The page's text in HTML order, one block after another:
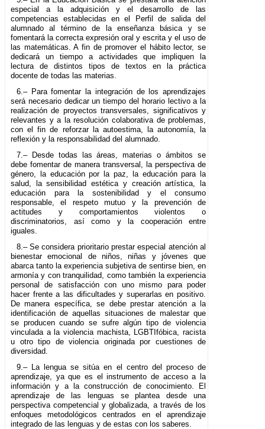
especial a la adquisición y el desarrollo de las
competencias establecidas en el Perfil de salida del
alumnado al término de la enseñanza básica y se
fomentará la correcta expresión oral y escrita y el uso de
las matemáticas. A fin de promover el hábito lector, se
dedicará un tiempo a actividades que impliquen la
lectura de distintos tipos de textos en la práctica
docente de todas las materias.
6.– Para fomentar la integración de los aprendizajes
será necesario dedicar un tiempo del horario lectivo a la
realización de proyectos transversales, significativos y
relevantes y a la resolución colaborativa de problemas,
con el fin de reforzar la autoestima, la autonomía, la
reflexión y la responsabilidad del alumnado.
7.– Desde todas las áreas, materias o ámbitos se
debe fomentar de manera transversal, la perspectiva de
género, la educación por la paz, la educación para la
salud, la sensibilidad estética y creación artística, la
educación para la sostenibilidad y el consumo
responsable, el respeto mutuo y la prevención de
actitudes y comportamientos violentos o
discriminatorios, así como y la cooperación entre
iguales.
8.– Se considera prioritario prestar especial atención al
bienestar emocional de niños, niñas y jóvenes que
abarca tanto la experiencia subjetiva de sentirse bien, en
armonía y con tranquilidad, como también la experiencia
personal de satisfacción con uno mismo para poder
hacer frente a las dificultades y superarlas en positivo.
De manera específica, se debe prestar atención a la
identificación de aquellas situaciones de malestar que
se producen cuando se sufre algún tipo de violencia
vinculada a la violencia machista, LGBTIfóbica, racista
u otro tipo de violencia originada por cuestiones de
diversidad.
9.– La lengua se sitúa en el centro del proceso de
aprendizaje, ya que es el instrumento de acceso a la
información y a la construcción de conocimiento. El
aprendizaje de las lenguas se plantea desde una
perspectiva competencial y globalizada, a través de los
enfoques metodológicos centrados en el aprendizaje
integrado de las lenguas y de estas con los saberes.